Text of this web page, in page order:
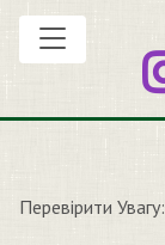
Перевірити Увагу: